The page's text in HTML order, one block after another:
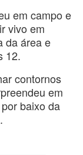
em campo e
vivo em
da área e
12.
contornos
em
baixo da